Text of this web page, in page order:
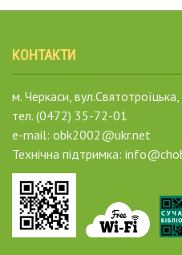
КОНТАКТИ
м. Черкаси,
тел. (0472) 35-72-01
e-mail: obk2002@ukr.net
Технічна підтримка: